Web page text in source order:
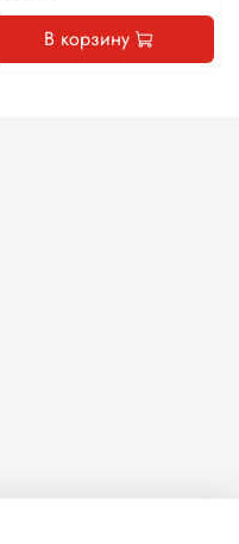
В корзину